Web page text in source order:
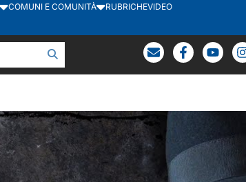
COMUNI E COMUNITÀ RUBRICHEVIDEO